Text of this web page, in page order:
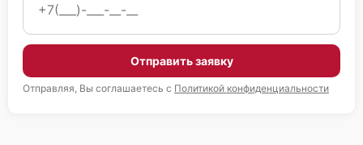
Отправить заявку
Отправляя, Вы соглашаетесь с Политикой конфиденциальности